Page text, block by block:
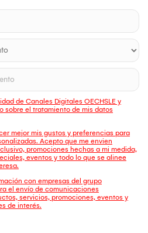
de Canales Digitales OECHSLE y
sobre el tratamiento de mis datos
mejor mis gustos y preferencias para
Acepto que me envien
promociones hechas a mi medida,
eventos y todo lo que se alinee
con empresas del grupo
el envío de comunicaciones
servicios, promociones, eventos y
de interés.